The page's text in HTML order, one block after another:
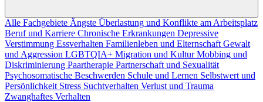
Alle Fachgebiete Ängste Überlastung und Konflikte am Arbeitsplatz
Beruf und Karriere Chronische Erkrankungen Depressive
Verstimmung Essverhalten Familienleben und Elternschaft Gewalt
und Aggression LGBTQIA+ Migration und KulturMobbing und
Diskriminierung Paartherapie Partnerschaft und Sexualität
Psychosomatische Beschwerden Schule und Lernen Selbstwert und
Persönlichkeit Stress Suchtverhalten Verlust und Trauma
Zwanghaftes Verhalten